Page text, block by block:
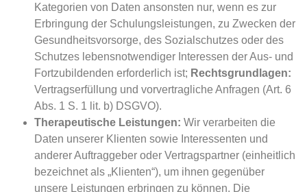
Kategorien von Daten ansonsten nur, wenn es zur
Erbringung der Schulungsleistungen, zu Zwecken der
Gesundheitsvorsorge, des Sozialschutzes oder des
Schutzes lebensnotwendiger Interessen der Aus- und
Fortzubildenden erforderlich ist; Rechtsgrundlagen:
Vertragserfüllung und vorvertragliche Anfragen (Art. 6
Abs. 1 S. 1 lit. b) DSGVO).
Therapeutische Leistungen: Wir verarbeiten die
Daten unserer Klienten sowie Interessenten und
anderer Auftraggeber oder Vertragspartner (einheitlich
bezeichnet als „Klienten“), um ihnen gegenüber
unsere Leistungen erbringen zu können. Die